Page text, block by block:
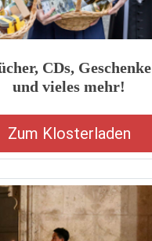
CDs, Geschenke
und vieles mehr!
Zum Klosterladen